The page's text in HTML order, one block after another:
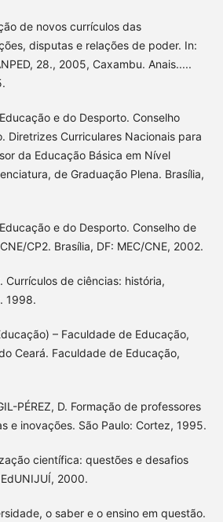
de novos currículos das
disputas e relações de poder. In:
28., 2005, Caxambu. Anais.....
e do Desporto. Conselho
Diretrizes Curriculares Nacionais para
da Educação Básica em Nível
de Graduação Plena. Brasília,
e do Desporto. Conselho de
CP2. Brasília, DF: MEC/CNE, 2002.
Currículos de ciências: história,
1998.
– Faculdade de Educação,
Ceará. Faculdade de Educação,
PÉREZ, D. Formação de professores
e inovações. São Paulo: Cortez, 1995.
científica: questões e desafios
2000.
o saber e o ensino em questão.